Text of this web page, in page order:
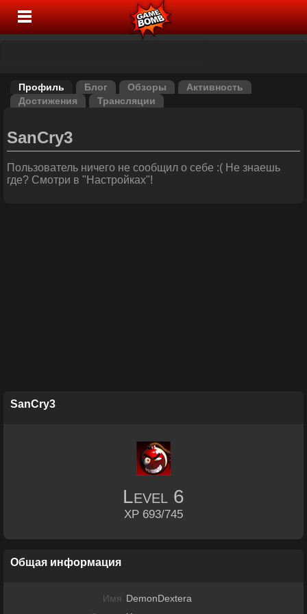
Профиль Блог Обзоры
Активность
Достижения
Трансляции
SanCry3
Пользователь ничего не сообщил о себе :( Не знаешь
где? Смотри в "Настройках"!
SanCry3
Level 6
XP 693/745
Общая информация
Имя DemonDextera